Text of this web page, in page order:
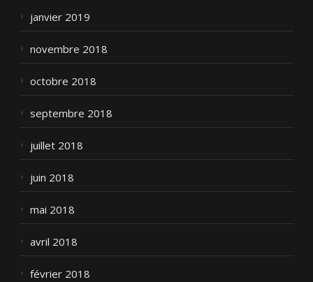
janvier 2019
novembre 2018
octobre 2018
septembre 2018
juillet 2018
juin 2018
mai 2018
avril 2018
février 2018